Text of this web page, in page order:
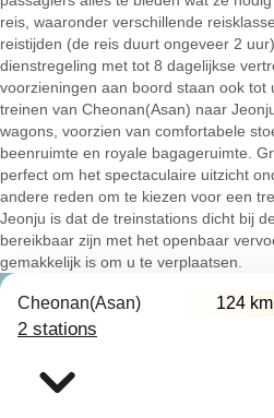
reis, waaronder verschillende
reistijden (de reis duurt ongeveer 2
dienstregeling met tot 8 dagelijkse
voorzieningen aan boord staan ook tot
treinen van Cheonan(Asan) naar
wagons, voorzien van comfortabele
beenruimte en royale bagageruimte.
perfect om het spectaculaire uitzicht
andere reden om te kiezen voor een
Jeonju is dat de treinstations dicht bij
bereikbaar zijn met het openbaar
gemakkelijk is om u te verplaatsen.
Cheonan(Asan) 124 km
2 stations